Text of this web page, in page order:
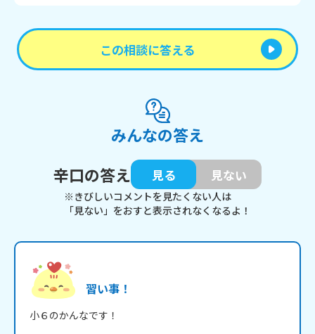
この相談に答える
みんなの答え
辛口の答え
見る 見ない
※きびしいコメントを見たくない人は
「見ない」をおすと表示されなくなるよ！
習い事！
小６のかんなです！